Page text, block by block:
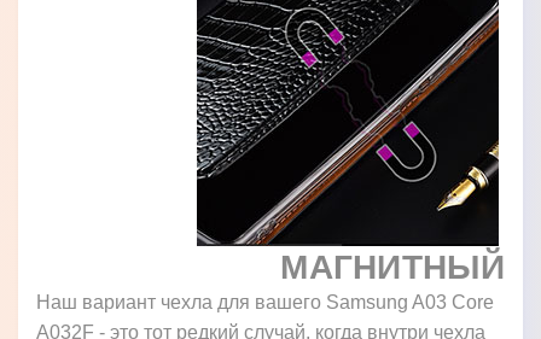
МАГНИТНЫЙ
Наш вариант чехла для вашего Samsung A03 Core
A032F - это тот редкий случай, когда внутри чехла